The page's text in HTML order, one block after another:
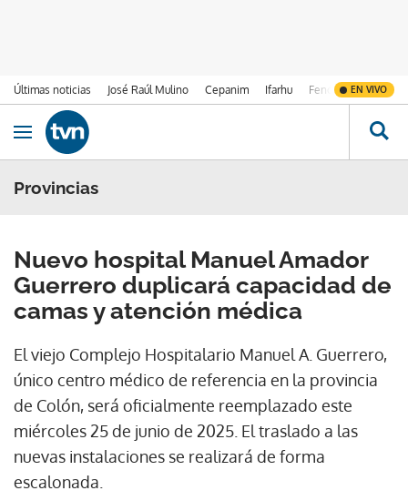
Últimas noticias José Raúl Mulino Cepanim Ifarhu Fenómeno de El
EN VIVO
Ir al contenido
Obrir navegació
Provincias
Nuevo hospital Manuel Amador
Guerrero duplicará capacidad de
camas y atención médica
El viejo Complejo Hospitalario Manuel A. Guerrero,
único centro médico de referencia en la provincia
de Colón, será oficialmente reemplazado este
miércoles 25 de junio de 2025. El traslado a las
nuevas instalaciones se realizará de forma
escalonada.